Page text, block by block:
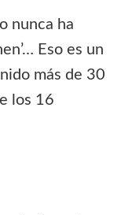
nunca ha
Eso es un
más de 30
los 16